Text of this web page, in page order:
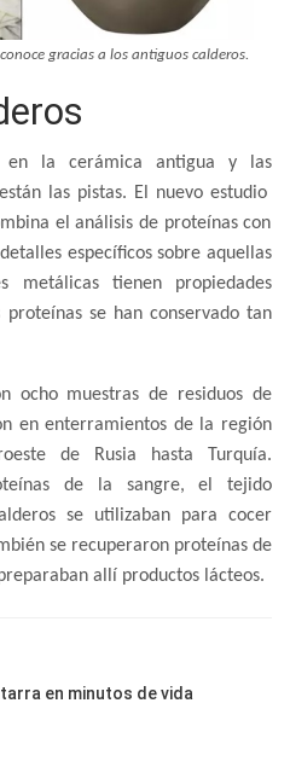
gracias a los antiguos calderos.
en la cerámica antigua y las
las pistas. El nuevo estudio
el análisis de proteínas con
específicos sobre aquellas
metálicas tienen propiedades
se han conservado tan
ocho muestras de residuos de
en enterramientos de la región
de Rusia hasta Turquía.
de la sangre, el tejido
se utilizaban para cocer
se recuperaron proteínas de
allí productos lácteos.
en minutos de vida